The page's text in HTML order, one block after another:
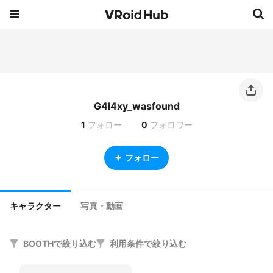
G4l4xy_wasfound
1 フォロー 0 フォロワー
フォロー
キャラクター 写真・動画
BOOTHで絞り込む 利用条件で絞り込む